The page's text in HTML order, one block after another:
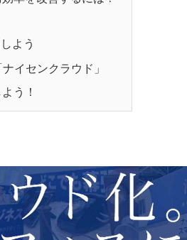
よう
イセンクラウド」
う！